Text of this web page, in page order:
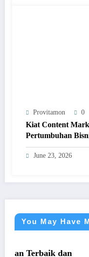
Provitamon 0
Kiat Content
Pertumbuhan
June 23, 2026
You May Have
UMUM